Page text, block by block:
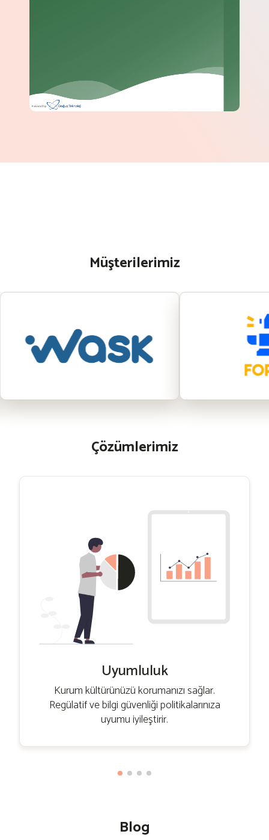
Müşterilerimiz
Çözümlerimiz
Uyumluluk
Kurum kültürünüzü korumanızı sağlar.
Regülatif ve bilgi güvenliği politikalarınıza
uyumu iyileştirir.
Blog